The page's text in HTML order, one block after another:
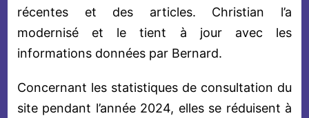
récentes et des articles. Christian l’a
modernisé et le tient à jour avec les
informations données par Bernard.
Concernant les statistiques de consultation du
site pendant l’année 2024, elles se réduisent à